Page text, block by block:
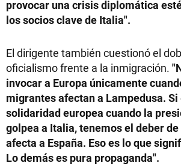
provocar una crisis diplomática
los socios clave de Italia".
El dirigente también cuestionó el
oficialismo frente a la inmigración.
invocar a Europa únicamente
migrantes afectan a Lampedusa.
solidaridad europea cuando la
golpea a Italia, tenemos el deber
afecta a España. Eso es lo que
Lo demás es pura propaganda".